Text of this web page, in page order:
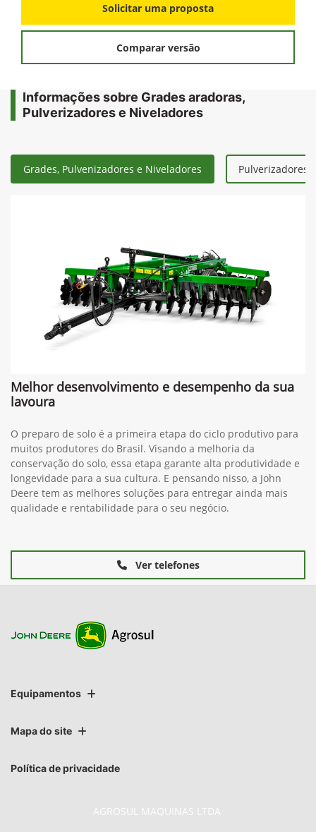
Solicitar uma proposta
Comparar versão
Informações sobre Grades aradoras,
Pulverizadores e Niveladores
Grades, Pulvenizadores e Niveladores Pulverizadores
Melhor desenvolvimento e desempenho da sua
lavoura
O preparo de solo é a primeira etapa do ciclo produtivo para
muitos produtores do Brasil. Visando a melhoria da
conservação do solo, essa etapa garante alta produtividade e
longevidade para a sua cultura. E pensando nisso, a John
Deere tem as melhores soluções para entregar ainda mais
qualidade e rentabilidade para o seu negócio.
Ver telefones
Equipamentos
Mapa do site
Política de privacidade
AGROSUL MAQUINAS LTDA